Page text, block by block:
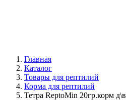
Главная
Каталог
Товары для рептилий
Корма для рептилий
Тетра ReptoMin 20гр.корм